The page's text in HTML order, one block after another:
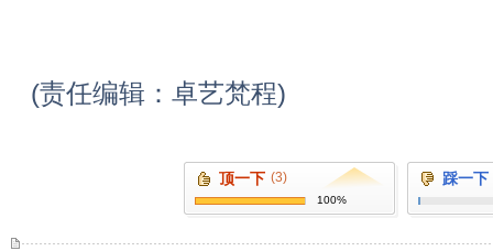
(责任编辑：卓艺梵程)
顶一下 (3)
100%
踩一下